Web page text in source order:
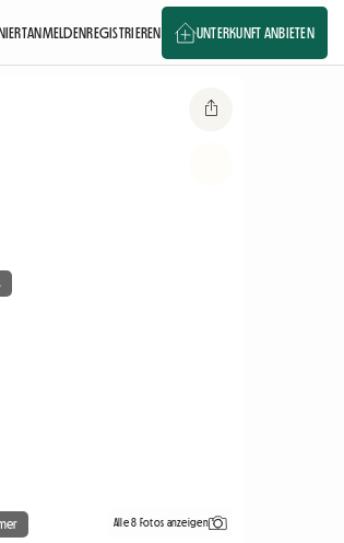
ANMELDENREGISTRIEREN UNTERKUNFT ANBIETEN
Alle 8 Fotos anzeigen